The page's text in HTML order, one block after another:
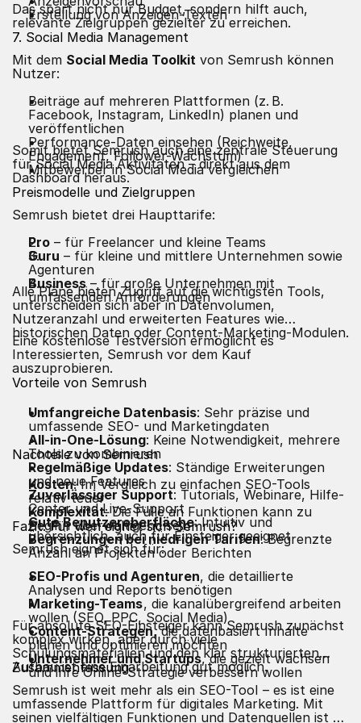
Erstellung von Anzeigen-Texten
Das spart nicht nur Budget, sondern hilft auch,
relevante Zielgruppen gezielter zu erreichen.
7. Social Media Management
Mit dem Social Media Toolkit von Semrush können
Nutzer:
Beiträge auf mehreren Plattformen (z. B.
Facebook, Instagram, LinkedIn) planen und
veröffentlichen
Performance-Daten einsehen (Reichweite,
Engagement, Follower-Wachstum)
Mitbewerber in Social Media vergleichen
Somit bietet Semrush auch eine zentrale Steuerung
für Social Media Aktivitäten – direkt aus dem
Dashboard heraus.
Preismodelle und Zielgruppen
Semrush bietet drei Haupttarife:
Pro – für Freelancer und kleine Teams
Guru – für kleine und mittlere Unternehmen sowie
Agenturen
Business– für große Unternehmen mit
umfassenden Anforderungen
Alle Pläne bieten Zugriff auf die wichtigsten Tools,
unterscheiden sich aber in Datenvolumen,
Nutzeranzahl und erweiterten Features wie
historischen Daten oder Content-Marketing-Modulen.
Eine kostenlose Testversion ermöglicht es
Interessierten, Semrush vor dem Kauf
auszuprobieren.
Vorteile von Semrush
Umfangreiche Datenbasis: Sehr präzise und
umfassende SEO- und Marketingdaten
All-in-One-Lösung: Keine Notwendigkeit, mehrere
Tools zu kombinieren
Regelmäßige Updates: Ständige Erweiterungen
und neue Features
Zuverlässiger Support: Tutorials, Webinare, Hilfe-
Center und Live-Support
Gute Benutzeroberfläche: Intuitiv und
übersichtlich, auch für Einsteiger geeignet
Nachteile von Semrush
Kosten: Im Vergleich zu einfachen SEO-Tools
relativ teuer
Komplexität: Die Fülle an Funktionen kann zu
Beginn überwältigend sein
Begrenzungen bei niedrigen Tarifen: Begrenzte
Anzahl an Projekten oder Berichten
Fazit: Für wen eignet sich Semrush?
Semrush eignet sich für:
SEO-Profis und Agenturen, die detaillierte
Analysen und Reports benötigen
Marketing-Teams, die kanalübergreifend arbeiten
wollen (SEO, PPC, Social Media)
Content-Strategen, die datenbasiert Inhalte
planen und optimieren möchten
Unternehmer und Startups, die gezielt wachsen
und ihre Online-Strategie verbessern wollen
Für absolute SEO-Einsteiger kann Semrush zunächst
komplex wirken, aber durch viele
Schulungsmaterialien und den klar strukturierten
Aufbau ist eine Einarbeitung gut möglich.
Zusammenfassung
Semrush ist weit mehr als ein SEO-Tool – es ist eine
umfassende Plattform für digitales Marketing. Mit
seinen vielfältigen Funktionen und Datenquellen ist es